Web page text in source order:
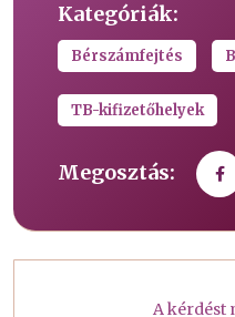
Kategóriák:
Bérszámfejtés
TB-kifizetőhelyek
Megosztás:
A kérdést